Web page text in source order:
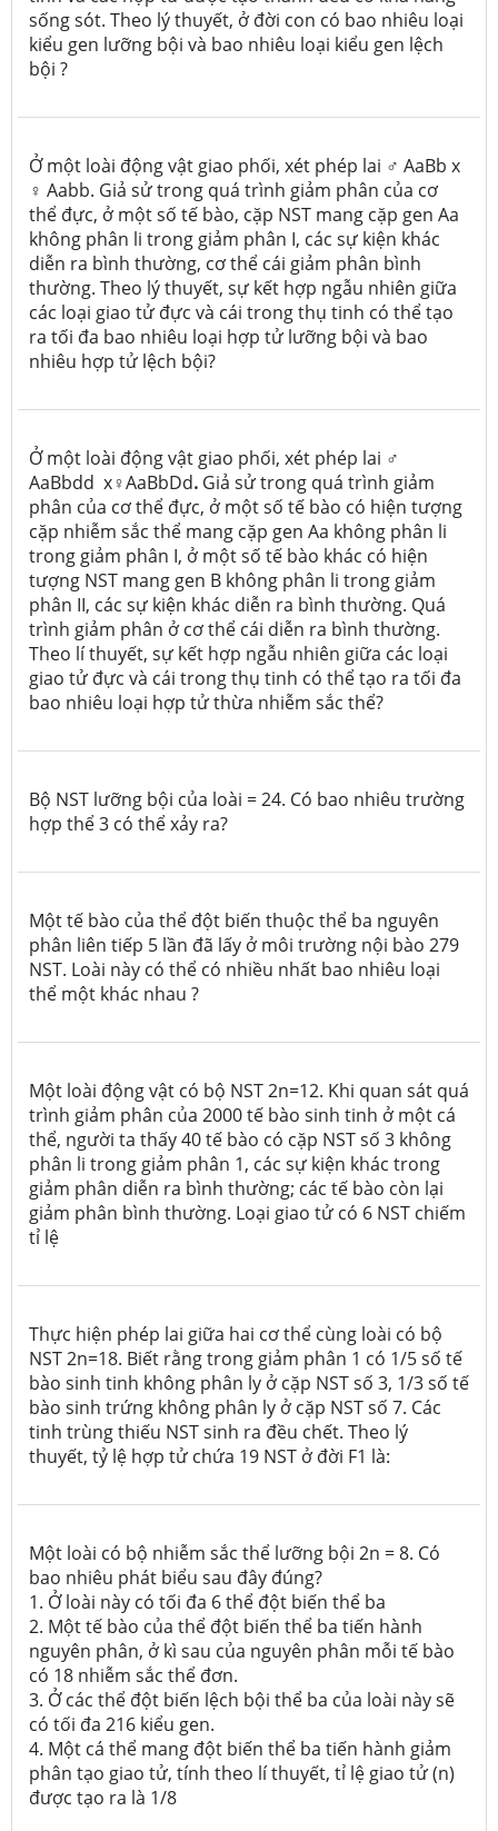
sống sót. Theo lý thuyết, ở đời con có bao nhiêu loại
kiểu gen lưỡng bội và bao nhiêu loại kiểu gen lệch
bội ?
Ở một loài động vật giao phối, xét phép lai ♂ AaBb x
♀ Aabb. Giả sử trong quá trình giảm phân của cơ
thể đực, ở một số tế bào, cặp NST mang cặp gen Aa
không phân li trong giảm phân I, các sự kiện khác
diễn ra bình thường, cơ thể cái giảm phân bình
thường. Theo lý thuyết, sự kết hợp ngẫu nhiên giữa
các loại giao tử đực và cái trong thụ tinh có thể tạo
ra tối đa bao nhiêu loại hợp tử lưỡng bội và bao
nhiêu hợp tử lệch bội?
Ở một loài động vật giao phối, xét phép lai ♂
AaBbdd x♀AaBbDd. Giả sử trong quá trình giảm
phân của cơ thể đực, ở một số tế bào có hiện tượng
cặp nhiễm sắc thể mang cặp gen Aa không phân li
trong giảm phân I, ở một số tế bào khác có hiện
tượng NST mang gen B không phân li trong giảm
phân II, các sự kiện khác diễn ra bình thường. Quá
trình giảm phân ở cơ thể cái diễn ra bình thường.
Theo lí thuyết, sự kết hợp ngẫu nhiên giữa các loại
giao tử đực và cái trong thụ tinh có thể tạo ra tối đa
bao nhiêu loại hợp tử thừa nhiễm sắc thể?
Bộ NST lưỡng bội của loài = 24. Có bao nhiêu trường
hợp thể 3 có thể xảy ra?
Một tế bào của thể đột biến thuộc thể ba nguyên
phân liên tiếp 5 lần đã lấy ở môi trường nội bào 279
NST. Loài này có thể có nhiều nhất bao nhiêu loại
thể một khác nhau ?
Một loài động vật có bộ NST 2n=12. Khi quan sát quá
trình giảm phân của 2000 tế bào sinh tinh ở một cá
thể, người ta thấy 40 tế bào có cặp NST số 3 không
phân li trong giảm phân 1, các sự kiện khác trong
giảm phân diễn ra bình thường; các tế bào còn lại
giảm phân bình thường. Loại giao tử có 6 NST chiếm
tỉ lệ
Thực hiện phép lai giữa hai cơ thể cùng loài có bộ
NST 2n=18. Biết rằng trong giảm phân 1 có 1/5 số tế
bào sinh tinh không phân ly ở cặp NST số 3, 1/3 số tế
bào sinh trứng không phân ly ở cặp NST số 7. Các
tinh trùng thiếu NST sinh ra đều chết. Theo lý
thuyết, tỷ lệ hợp tử chứa 19 NST ở đời F1 là:
Một loài có bộ nhiễm sắc thể lưỡng bội 2n = 8. Có
bao nhiêu phát biểu sau đây đúng?
1. Ở loài này có tối đa 6 thể đột biến thể ba
2. Một tế bào của thể đột biến thể ba tiến hành
nguyên phân, ở kì sau của nguyên phân mỗi tế bào
có 18 nhiễm sắc thể đơn.
3. Ở các thể đột biến lệch bội thể ba của loài này sẽ
có tối đa 216 kiểu gen.
4. Một cá thể mang đột biến thể ba tiến hành giảm
phân tạo giao tử, tính theo lí thuyết, tỉ lệ giao tử (n)
được tạo ra là 1/8